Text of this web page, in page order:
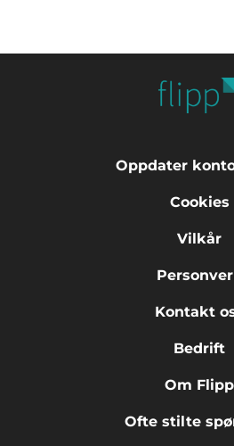
Oppdater
Cookies
Vilkår
Kontakt
Bedrift
Om Flipp
Ofte stilte